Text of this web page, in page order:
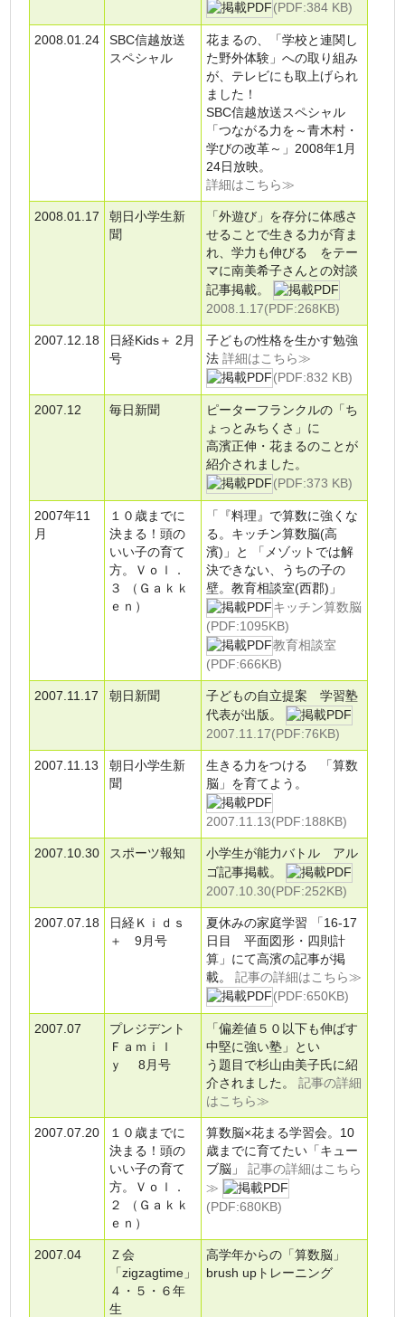
(PDF:384 KB)
2008.01.24
SBC信越放送
スペシャル
花まるの、「学校と連関し
た野外体験」への取り組み
が、テレビにも取上げられ
ました！
SBC信越放送スペシャル
「つながる力を～青木村・
学びの改革～」2008年1月
24日放映。
詳細はこちら≫
2008.01.17
朝日小学生新
聞
「外遊び」を存分に体感さ
せることで生きる力が育ま
れ、学力も伸びる をテー
マに南美希子さんとの対談
記事掲載。
2008.1.17(PDF:268KB)
2007.12.18
日経Kids＋ 2月
号
子どもの性格を生かす勉強
法詳細はこちら≫
(PDF:832 KB)
2007.12 毎日新聞
ピーターフランクルの「ち
ょっとみちくさ」に
高濱正伸・花まるのことが
紹介されました。
(PDF:373 KB)
2007年11
月
１０歳までに
決まる！頭の
いい子の育て
方。Ｖｏｌ．
３ （Ｇａｋｋ
ｅｎ）
「『料理』で算数に強くな
る。キッチン算数脳(高
濱)」と 「メゾットでは解
決できない、うちの子の
壁。教育相談室(西郡)」
キッチン算数脳
(PDF:1095KB)
教育相談室
(PDF:666KB)
2007.11.17 朝日新聞
子どもの自立提案 学習塾
代表が出版。
2007.11.17(PDF:76KB)
2007.11.13
朝日小学生新
聞
生きる力をつける 「算数
脳」を育てよう。
2007.11.13(PDF:188KB)
2007.10.30 スポーツ報知
小学生が能力バトル アル
ゴ記事掲載。
2007.10.30(PDF:252KB)
2007.07.18
日経Ｋｉｄｓ
＋ 9月号
夏休みの家庭学習 「16-17
日目 平面図形・四則計
算」にて高濱の記事が掲
載。記事の詳細はこちら≫
(PDF:650KB)
2007.07
プレジデント
Ｆａｍｉｌ
ｙ 8月号
「偏差値５０以下も伸ばす
中堅に強い塾」とい
う題目で杉山由美子氏に紹
介されました。記事の詳細
はこちら≫
2007.07.20
１０歳までに
決まる！頭の
いい子の育て
方。Ｖｏｌ．
２ （Ｇａｋｋ
ｅｎ）
算数脳×花まる学習会。10
歳までに育てたい「キュー
ブ脳」記事の詳細はこちら
≫
(PDF:680KB)
2007.04
Ｚ会
「zigzagtime」
４・５・６年
生
高学年からの「算数脳」
brush upトレーニング